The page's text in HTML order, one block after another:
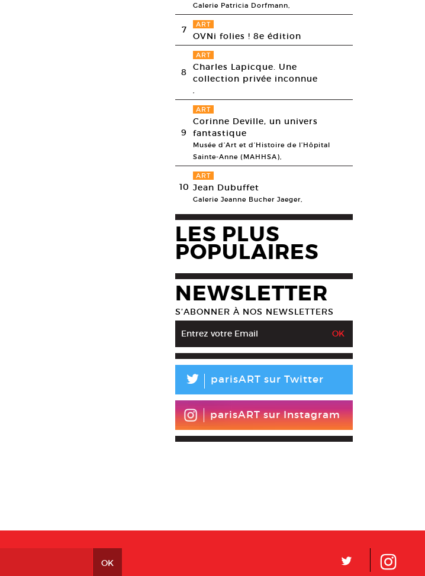
Galerie Patricia Dorfmann,
7 ART
OVNi folies ! 8e édition
8
ART
Charles Lapicque. Une
collection privée inconnue
,
9
ART
Corinne Deville, un univers
fantastique
Musée d’Art et d’Histoire de l’Hôpital
Sainte-Anne (MAHHSA),
10
ART
Jean Dubuffet
Galerie Jeanne Bucher Jaeger,
LES PLUS
POPULAIRES
NEWSLETTER
S’ABONNER À NOS NEWSLETTERS
L parisART sur Twitter
parisART sur Instagram
L